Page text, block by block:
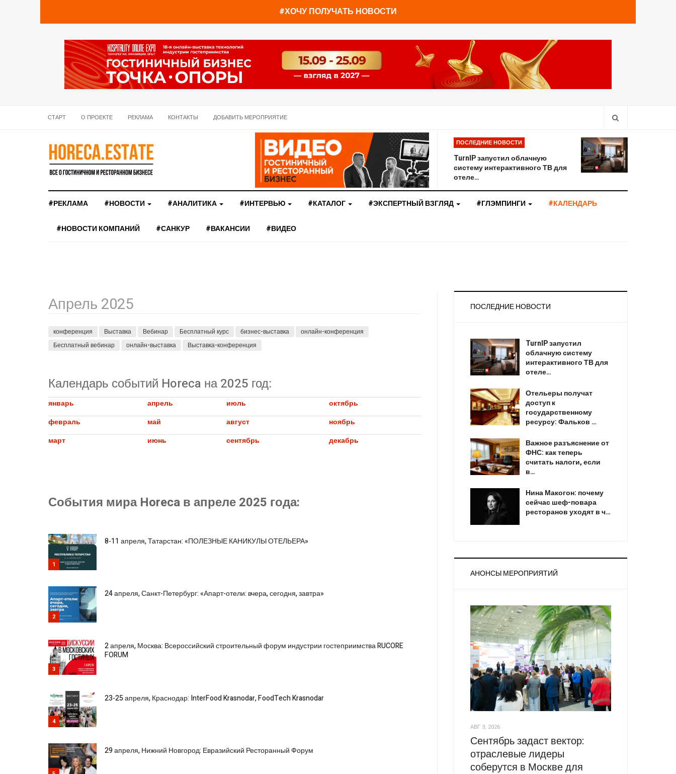
#ХОЧУ ПОЛУЧАТЬ НОВОСТИ
СТАРТ О ПРОЕКТЕ РЕКЛАМА КОНТАКТЫ ДОБАВИТЬ МЕРОПРИЯТИЕ
ПОСЛЕДНИЕ НОВОСТИ
TurnIP запустил облачную
систему интерактивного ТВ для
отеле…
#РЕКЛАМА #НОВОСТИ #АНАЛИТИКА #ИНТЕРВЬЮ #КАТАЛОГ #ЭКСПЕРТНЫЙ ВЗГЛЯД #ГЛЭМПИНГИ #КАЛЕНДАРЬ
#НОВОСТИ КОМПАНИЙ #САНКУР #ВАКАНСИИ #ВИДЕО
Апрель 2025
конференция Выставка Вебинар Бесплатный курс бизнес-выставка
онлайн-конференция
Бесплатный вебинар
онлайн-выставка Выставка-конференция
Календарь событий Horeca на 2025 год:
январь апрель июль
октябрь
февраль
май август
ноябрь
март
июнь сентябрь декабрь
События мира Horeca в апреле 2025 года:
1
8-11 апреля, Татарстан: «ПОЛЕЗНЫЕ КАНИКУЛЫ ОТЕЛЬЕРА»
2
24 апреля, Санкт-Петербург: «Апарт-отели: вчера, сегодня, завтра»
3
2 апреля, Москва: Всероссийский строительный форум индустрии гостеприимства RUCORE
FORUM
4
23-25 апреля, Краснодар: InterFood Krasnodar, FoodTech Krasnodar
29 апреля, Нижний Новгород: Евразийский Ресторанный Форум
ПОСЛЕДНИЕ НОВОСТИ
TurnIP запустил
облачную систему
интерактивного ТВ для
отеле…
Отельеры получат
доступ к
государственному
ресурсу: Фальков …
Важное разъяснение от
ФНС: как теперь
считать налоги, если
в…
Нина Макогон: почему
сейчас шеф-повара
ресторанов уходят в ч…
АНОНСЫ МЕРОПРИЯТИЙ
АВГ 3, 2026
Сентябрь задаст вектор:
отраслевые лидеры
соберутся в Москве для